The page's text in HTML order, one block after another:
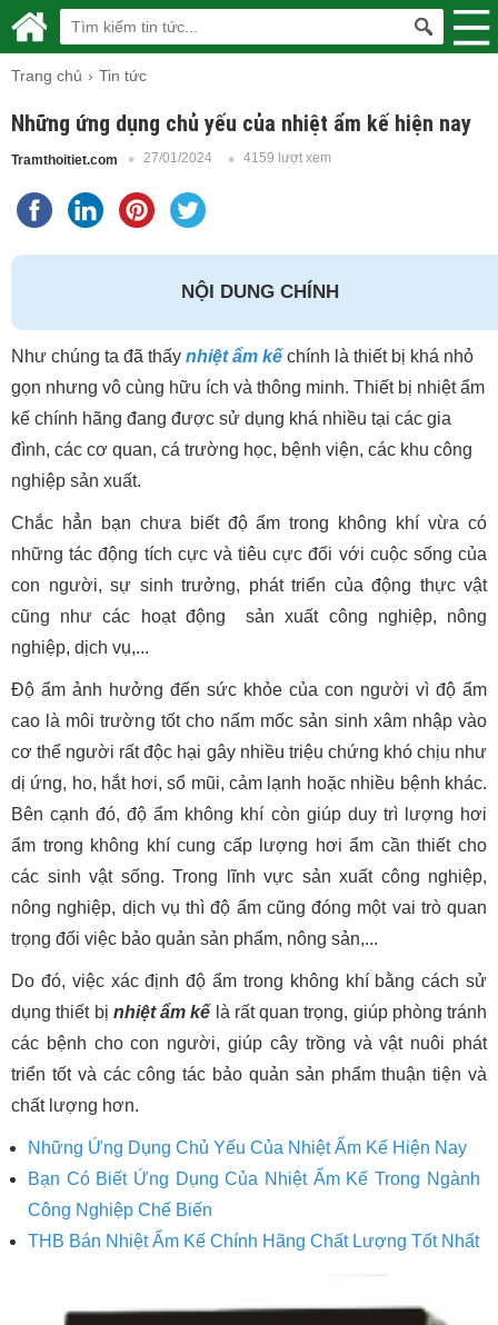
Trang chủ Tin tức
Những ứng dụng chủ yếu của nhiệt ẩm kế hiện nay
Tramthoitiet.com 27/01/2024 4159 lượt xem
NỘI DUNG CHÍNH
Như chúng ta đã thấy nhiệt ẩm kế chính là thiết bị khá nhỏ
gọn nhưng vô cùng hữu ích và thông minh. Thiết bị nhiệt ẩm
kế chính hãng đang được sử dụng khá nhiều tại các gia
đình, các cơ quan, cá trường học, bệnh viện, các khu công
nghiệp sản xuất.
Chắc hẳn bạn chưa biết độ ẩm trong không khí vừa có
những tác động tích cực và tiêu cực đối với cuộc sống của
con người, sự sinh trưởng, phát triển của động thực vật
cũng như các hoạt động sản xuất công nghiệp, nông
nghiệp, dịch vụ,...
Độ ẩm ảnh hưởng đến sức khỏe của con người vì độ ẩm
cao là môi trường tốt cho nấm mốc sản sinh xâm nhập vào
cơ thể người rất độc hại gây nhiều triệu chứng khó chịu như
dị ứng, ho, hắt hơi, sổ mũi, cảm lạnh hoặc nhiều bệnh khác.
Bên cạnh đó, độ ẩm không khí còn giúp duy trì lượng hơi
ẩm trong không khí cung cấp lượng hơi ẩm cần thiết cho
các sinh vật sống. Trong lĩnh vực sản xuất công nghiệp,
nông nghiệp, dịch vụ thì độ ẩm cũng đóng một vai trò quan
trọng đối việc bảo quản sản phẩm, nông sản,...
Do đó, việc xác định độ ẩm trong không khí bằng cách sử
dụng thiết bị nhiệt ẩm kế là rất quan trọng, giúp phòng tránh
các bệnh cho con người, giúp cây trồng và vật nuôi phát
triển tốt và các công tác bảo quản sản phẩm thuận tiện và
chất lượng hơn.
Những Ứng Dụng Chủ Yếu Của Nhiệt Ẩm Kế Hiện Nay
Bạn Có Biết Ứng Dụng Của Nhiệt Ẩm Kế Trong Ngành
Công Nghiệp Chế Biến
THB Bán Nhiệt Ẩm Kế Chính Hãng Chất Lượng Tốt Nhất